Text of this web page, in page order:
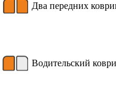
Два передних
Водительский